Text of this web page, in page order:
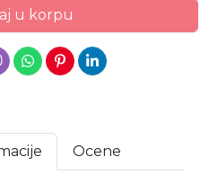
u korpu
Ocene